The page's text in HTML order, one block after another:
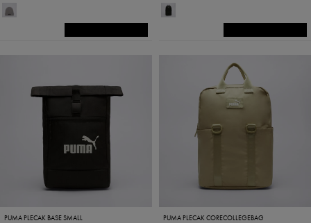
PUMA PLECAK BASE SMALL PUMA PLECAK CORECOLLEGEBAG